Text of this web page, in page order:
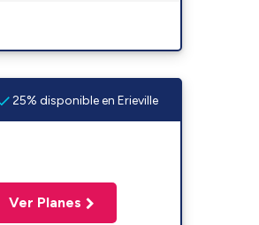
25% disponible en Erieville
Ver Planes